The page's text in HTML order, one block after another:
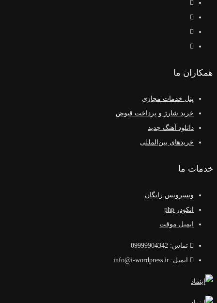
همکاران ما
پنل خدمات مجازی
خرید شارژ و پرداخت قبوض
دانلود آهنگ جدید
خریدهای بین‌المللی
خدمات ما
وبسرویس رایگان
انکودر php
ایمیل موقت
تماس: 09999904342
ایمیل: info@i-wordpress.ir